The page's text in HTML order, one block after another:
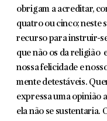
obrigam a acreditar,
quatro ou cinco; neste
recurso para instruir-
que não os da religião
nossa felicidade e
mente detestáveis.
expressa uma opinião
ela não se sustentaria.